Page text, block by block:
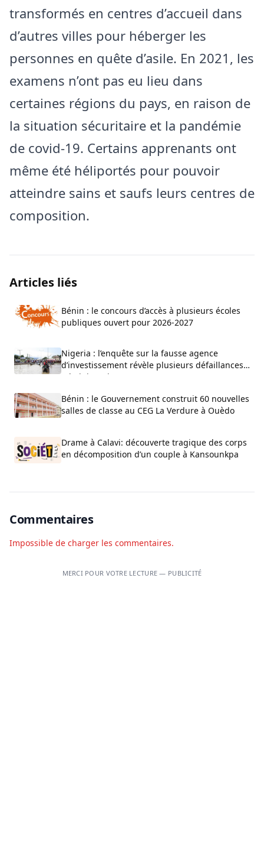
transformés en centres d’accueil dans
d’autres villes pour héberger les
personnes en quête d’asile. En 2021, les
examens n’ont pas eu lieu dans
certaines régions du pays, en raison de
la situation sécuritaire et la pandémie
de covid-19. Certains apprenants ont
même été héliportés pour pouvoir
atteindre sains et saufs leurs centres de
composition.
Articles liés
Bénin : le concours d’accès à plusieurs écoles
publiques ouvert pour 2026-2027
Nigeria : l’enquête sur la fausse agence
d’investissement révèle plusieurs défaillances
administratives
Bénin : le Gouvernement construit 60 nouvelles
salles de classe au CEG La Verdure à Ouèdo
Drame à Calavi: découverte tragique des corps
en décomposition d’un couple à Kansounkpa
Commentaires
Impossible de charger les commentaires.
MERCI POUR VOTRE LECTURE — PUBLICITÉ